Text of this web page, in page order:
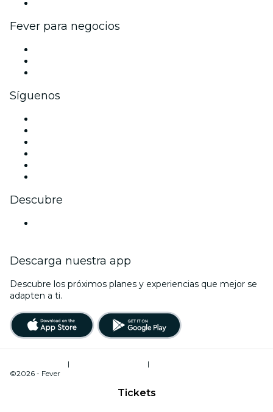
Tickets
Fever para negocios
Síguenos
Descubre
Descarga nuestra app
Descubre los próximos planes y experiencias que mejor se
adapten a ti.
| |
©2026 - Fever